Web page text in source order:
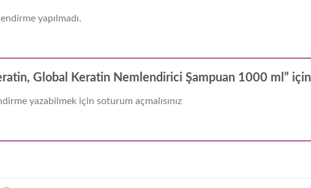
yapılmadı.
Global Keratin Nemlendirici Şampuan 1000 ml”
yazabilmek için soturum açmalısınız